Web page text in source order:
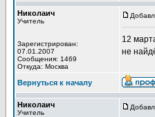
Николаич
Учитель
Зарегистрирован:
07.01.2007
Сообщения: 1469
Откуда: Москва
12
не
Вернуться к началу
Николаич
Учитель